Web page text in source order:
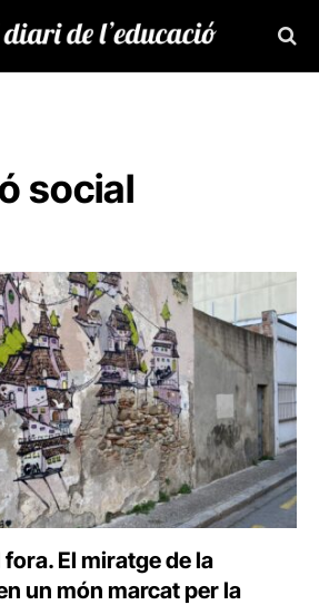
social
fora. El miratge de la
un món marcat per la